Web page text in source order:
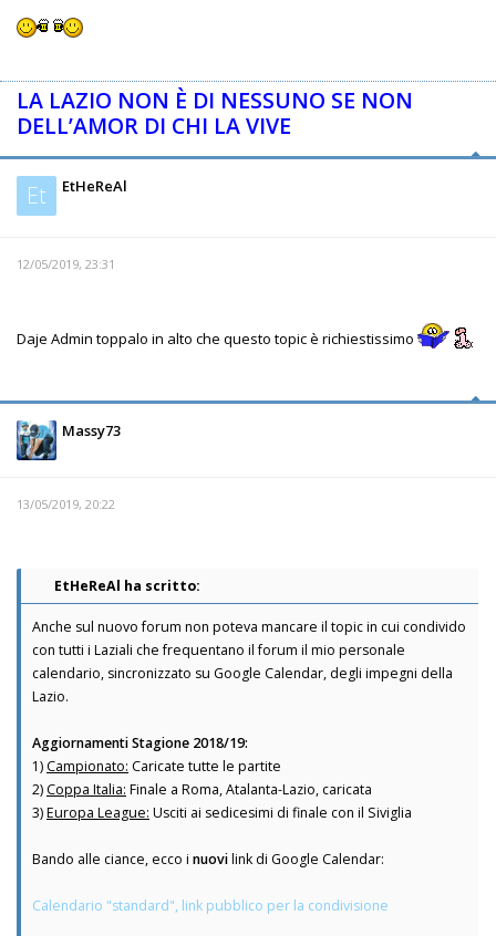
LA LAZIO NON È DI NESSUNO SE NON
DELL’AMOR DI CHI LA VIVE
Et EtHeReAl
12/05/2019, 23:31
Daje Admin toppalo in alto che questo topic è richiestissimo
Massy73
13/05/2019, 20:22
EtHeReAl ha scritto:
Anche sul nuovo forum non poteva mancare il topic in cui condivido
con tutti i Laziali che frequentano il forum il mio personale
calendario, sincronizzato su Google Calendar, degli impegni della
Lazio.
Aggiornamenti Stagione 2018/19:
1) Campionato: Caricate tutte le partite
2) Coppa Italia: Finale a Roma, Atalanta-Lazio, caricata
3)Europa League: Usciti ai sedicesimi di finale con il Siviglia
Bando alle ciance, ecco i nuovilink di Google Calendar:
Calendario "standard", link pubblico per la condivisione